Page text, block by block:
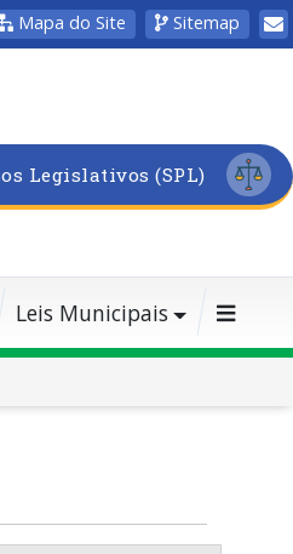
Mapa do Site Sitemap
Legislativos (SPL)
Leis Municipais